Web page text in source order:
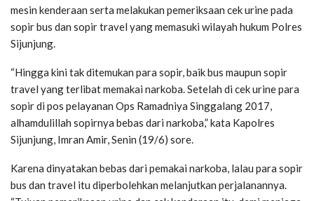
mesin kenderaan serta melakukan pemeriksaan cek urine pada
sopir bus dan sopir travel yang memasuki wilayah hukum Polres
Sijunjung.
“Hingga kini tak ditemukan para sopir, baik bus maupun sopir
travel yang terlibat memakai narkoba. Setelah di cek urine para
sopir di pos pelayanan Ops Ramadniya Singgalang 2017,
alhamdulillah sopirnya bebas dari narkoba,” kata Kapolres
Sijunjung, Imran Amir, Senin (19/6) sore.
Karena dinyatakan bebas dari pemakai narkoba, lalau para sopir
bus dan travel itu diperbolehkan melanjutkan perjalanannya.